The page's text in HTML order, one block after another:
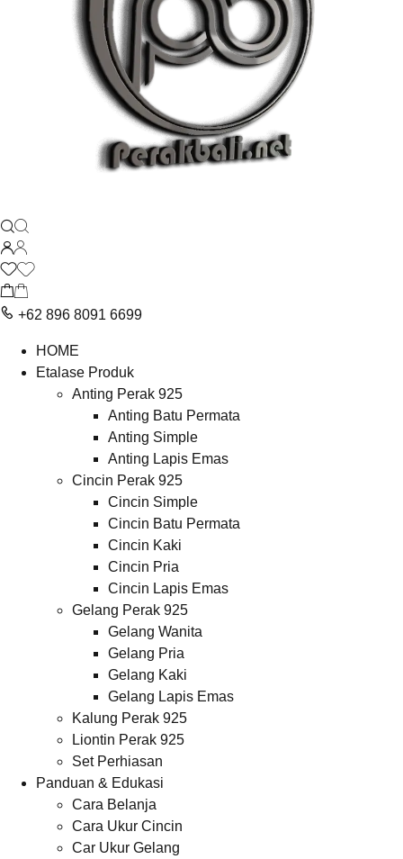
+62 896 8091 6699
HOME
Etalase Produk
Anting Perak 925
Anting Batu Permata
Anting Simple
Anting Lapis Emas
Cincin Perak 925
Cincin Simple
Cincin Batu Permata
Cincin Kaki
Cincin Pria
Cincin Lapis Emas
Gelang Perak 925
Gelang Wanita
Gelang Pria
Gelang Kaki
Gelang Lapis Emas
Kalung Perak 925
Liontin Perak 925
Set Perhiasan
Panduan & Edukasi
Cara Belanja
Cara Ukur Cincin
Car Ukur Gelang